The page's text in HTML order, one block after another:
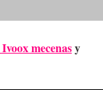
Ivoox mecenasy